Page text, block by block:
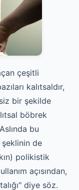
çeşitli
kalıtsaldır,
bir şekilde
böbrek
bu
şeklinin de
polikistik
açısından,
diye söz.